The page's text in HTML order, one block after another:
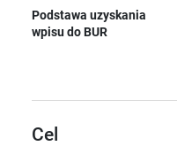
Podstawa uzyskania
wpisu do BUR
Cel